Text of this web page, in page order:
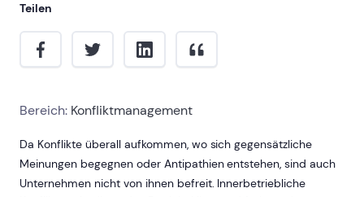
Teilen
Bereich: Konfliktmanagement
Da Konflikte überall aufkommen, wo sich gegensätzliche
Meinungen begegnen oder Antipathien entstehen, sind auch
Unternehmen nicht von ihnen befreit. Innerbetriebliche